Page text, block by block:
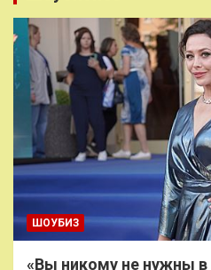
ШОУБИЗ
«Вы никому не нужны в